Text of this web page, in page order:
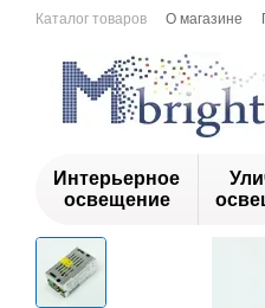
Перейти к основному контенту
Каталог товаров О магазине
Интерьерное
освещение